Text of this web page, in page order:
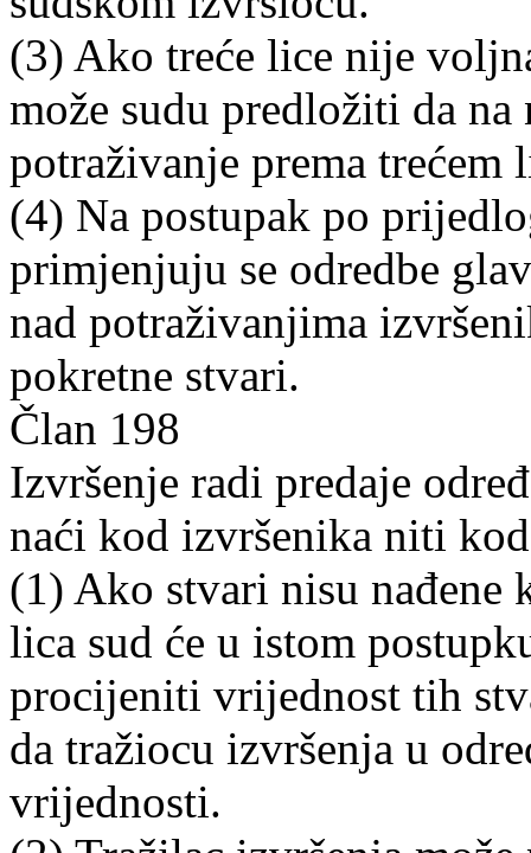
(3) Ako treće lice nije
može sudu predložiti da
potraživanje prema trećem
(4) Na postupak po
primjenjuju se odredbe
nad potraživanjima
pokretne stvari.
Član 198
Izvršenje radi predaje
naći kod izvršenika niti
(1) Ako stvari nisu nađene
lica sud će u istom
procijeniti vrijednost tih
da tražiocu izvršenja u
vrijednosti.